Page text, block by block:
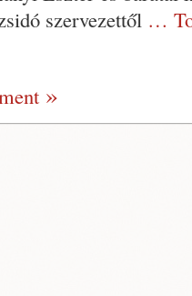
szervezet­től …